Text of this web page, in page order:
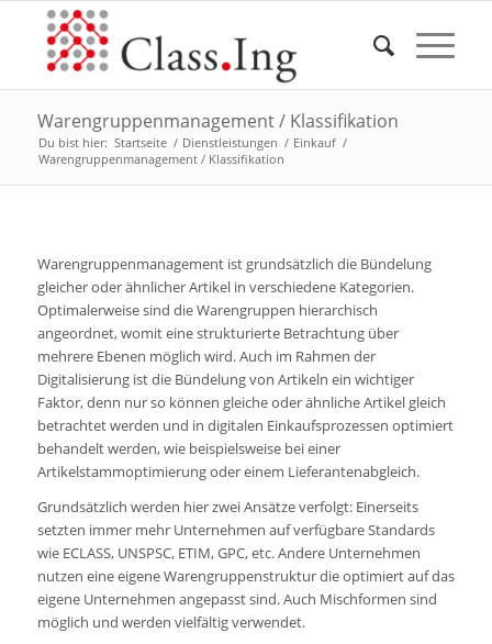
Warengruppenmanagement / Klassifikation
Du bist hier: Startseite / Dienstleistungen / Einkauf /
Warengruppenmanagement / Klassifikation
Warengruppenmanagement ist grundsätzlich die Bündelung
gleicher oder ähnlicher Artikel in verschiedene Kategorien.
Optimalerweise sind die Warengruppen hierarchisch
angeordnet, womit eine strukturierte Betrachtung über
mehrere Ebenen möglich wird. Auch im Rahmen der
Digitalisierung ist die Bündelung von Artikeln ein wichtiger
Faktor, denn nur so können gleiche oder ähnliche Artikel gleich
betrachtet werden und in digitalen Einkaufsprozessen optimiert
behandelt werden, wie beispielsweise bei einer
Artikelstammoptimierung oder einem Lieferantenabgleich.
Grundsätzlich werden hier zwei Ansätze verfolgt: Einerseits
setzten immer mehr Unternehmen auf verfügbare Standards
wie ECLASS, UNSPSC, ETIM, GPC, etc. Andere Unternehmen
nutzen eine eigene Warengruppenstruktur die optimiert auf das
eigene Unternehmen angepasst sind. Auch Mischformen sind
möglich und werden vielfältig verwendet.